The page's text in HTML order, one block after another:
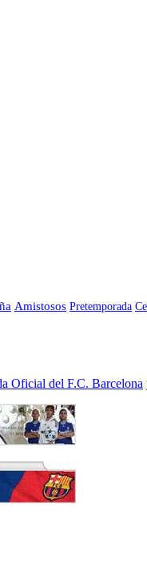
Amistosos Pretemporada
Oficial del F.C. Barcelona